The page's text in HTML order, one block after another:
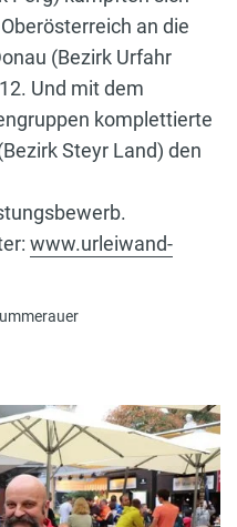
an die
(Bezirk Urfahr
Und mit dem
komplettierte
Steyr Land) den
www.urleiwand-